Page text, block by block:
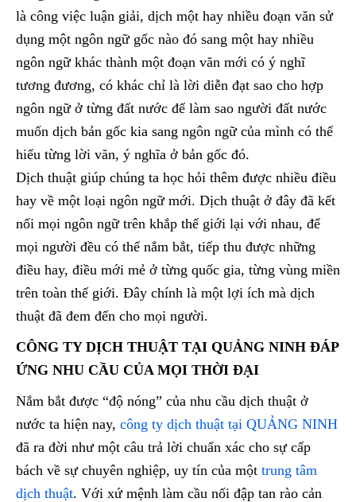
là công việc luận giải, dịch một hay nhiều đoạn văn sử
dụng một ngôn ngữ gốc nào đó sang một hay nhiều
ngôn ngữ khác thành một đoạn văn mới có ý nghĩ
tương đương, có khác chỉ là lời diễn đạt sao cho hợp
ngôn ngữ ở từng đất nước để làm sao người đất nước
muốn dịch bản gốc kia sang ngôn ngữ của mình có thể
hiểu từng lời văn, ý nghĩa ở bản gốc đó.
Dịch thuật giúp chúng ta học hỏi thêm được nhiều điều
hay về một loại ngôn ngữ mới. Dịch thuật ở đây đã kết
nối mọi ngôn ngữ trên khắp thế giới lại với nhau, để
mọi người đều có thể nắm bắt, tiếp thu được những
điều hay, điều mới mẻ ở từng quốc gia, từng vùng miền
trên toàn thế giới. Đây chính là một lợi ích mà dịch
thuật đã đem đến cho mọi người.
CÔNG TY DỊCH THUẬT TẠI QUẢNG NINH ĐÁP
ỨNG NHU CẦU CỦA MỌI THỜI ĐẠI
Nắm bắt được “độ nóng” của nhu cầu dịch thuật ở
nước ta hiện nay, công ty dịch thuật tại QUẢNG NINH
đã ra đời như một câu trả lời chuẩn xác cho sự cấp
bách về sự chuyên nghiệp, uy tín của một trung tâm
dịch thuật. Với xứ mệnh làm cầu nối đập tan rào cản